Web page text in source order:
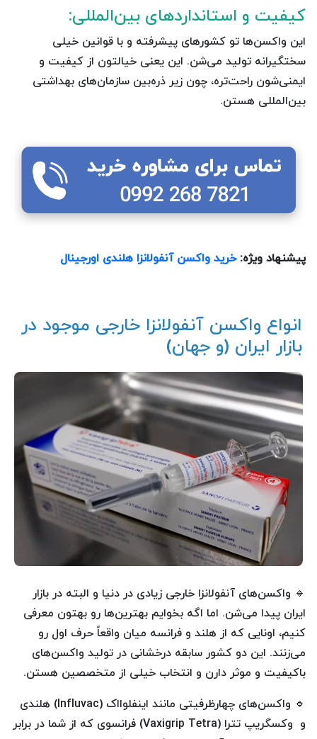
کیفیت و استانداردهای بین‌المللی:
این واکسن‌ها تو کشورهای پیشرفته و با قوانین خیلی
سختگیرانه تولید می‌شن. این یعنی خیالتون از کیفیت و
ایمنی‌شون راحت‌تره، چون زیر ذره‌بین سازمان‌های بهداشتی
بین‌المللی هستن.
پیشنهاد ویژه:خرید واکسن آنفولانزا هلندی اورجینال
انواع واکسن آنفولانزا خارجی موجود در
بازار ایران (و جهان)
🔹 واکسن‌های آنفولانزا خارجی زیادی در دنیا و البته در بازار
ایران پیدا می‌شن. اما اگه بخوایم بهترین‌ها رو بهتون معرفی
کنیم، اونایی که از هلند و فرانسه میان واقعاً حرف اول رو
می‌زنند. این دو کشور سابقه درخشانی در تولید واکسن‌های
باکیفیت و موثر دارن و انتخاب خیلی از متخصصین هستن.
🔹 واکسن‌های چهارظرفیتی مانند اینفلوااک (Influvac) هلندی
و وکسگریپ تترا (Vaxigrip Tetra) فرانسوی که از شما در برابر